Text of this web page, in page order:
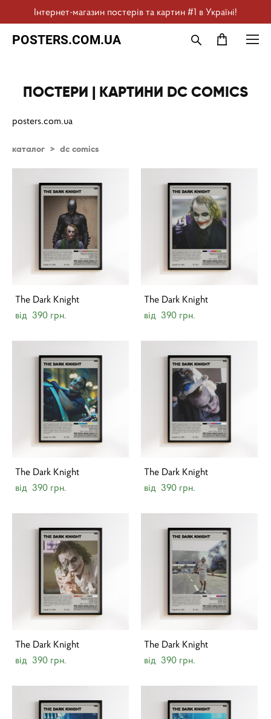
Інтернет-магазин постерів та картин #1 в Україні!
POSTERS.COM.UA
ПОСТЕРИ | КАРТИНИ DC COMICS
posters.com.ua
каталог > dc comics
The Dark Knight
від 390 грн.
The Dark Knight
від 390 грн.
The Dark Knight
від 390 грн.
The Dark Knight
від 390 грн.
The Dark Knight
від 390 грн.
The Dark Knight
від 390 грн.